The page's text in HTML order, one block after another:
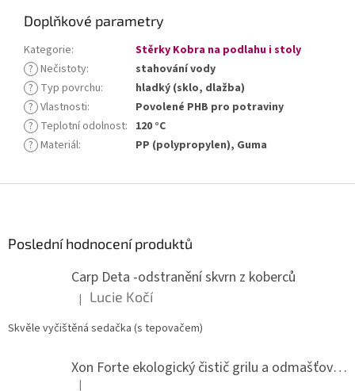
Doplňkové parametry
Kategorie:
Stěrky Kobra na podlahu i stoly
? Nečistoty:
stahování vody
? Typ povrchu:
hladký (sklo, dlažba)
? Vlastnosti:
Povolené PHB pro potraviny
? Teplotní odolnost: 120 °C
? Materiál: PP (polypropylen), Guma
Poslední hodnocení produktů
Carp Deta -odstranění skvrn z koberců
Hodnocení produktu je 5 z 5 hvězdiček.
| Lucie Kočí
Skvěle vyčištěná sedačka (s tepovačem)
Xon Forte ekologický čistič grilu a odmašťovač do kuchyně
|